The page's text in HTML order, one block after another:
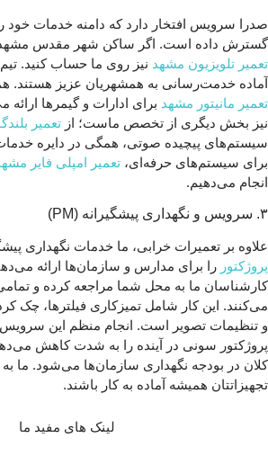
صدرا سرویس افتخار دارد که دامنه خدمات خود را
گسترش داده است. اگر ساکن شهر مقدس مشهد
تعمیر تلویزیون مشهد نیز روی ما حساب کنید.
آماده خدمت‌رسانی به همشهریان عزیز
تعمیر مانیتور مشهد برای ادارات و گیمرها
نیز بخش دیگری از تخصص ماست؛ از تعمیر
سیستم‌های پیچیده صوتی، همگی در دایره
برای سیستم‌های حرفه‌ای، تعمیر امپلی فایر
انجام می‌دهیم.
۳. سرویس و نگهداری پیشگیرانه (PM)
علاوه بر تعمیرات خرابی، ما خدمات نگهداری
پروژکتور را برای مدارس و سازمان‌ها ارائه
کارشناسان ما به محل شما مراجعه کرده و
می‌کنند. این کار شامل تمیزکاری فیلترها، چک
و تنظیمات تصویر است. انجام منظم این سرویس‌ها
پروژکتور سونی در آینده را به شدت کاهش
کلان در بودجه نگهداری سازمان‌ها می‌شود. ما
تجهیزاتتان همیشه آماده به کار باشند.
لینک های مفید ما